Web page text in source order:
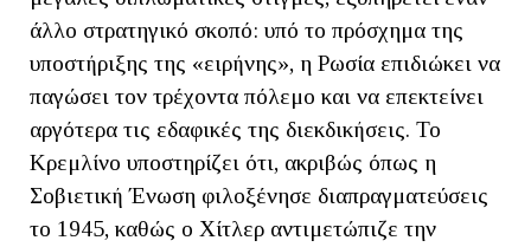
άλλο στρατηγικό σκοπό: υπό το πρόσχημα της
υποστήριξης της «ειρήνης», η Ρωσία επιδιώκει να
παγώσει τον τρέχοντα πόλεμο και να επεκτείνει
αργότερα τις εδαφικές της διεκδικήσεις. Το
Κρεμλίνο υποστηρίζει ότι, ακριβώς όπως η
Σοβιετική Ένωση φιλοξένησε διαπραγματεύσεις
το 1945, καθώς ο Χίτλερ αντιμετώπιζε την